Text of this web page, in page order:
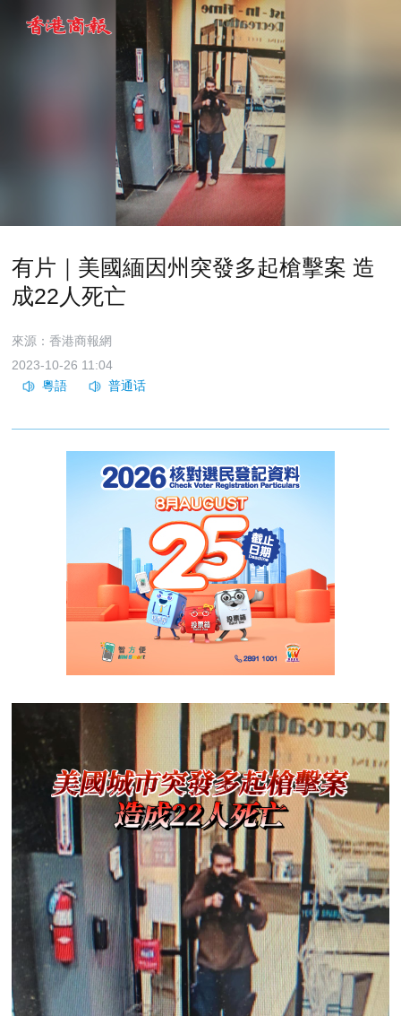
有片｜美國緬因州突發多起槍擊案 造
成22人死亡
來源：香港商報網
2023-10-26 11:04